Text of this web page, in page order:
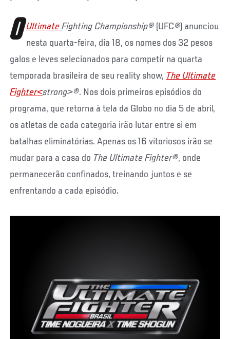
O UltimateFighting Championship® (UFC®) anunciou
nesta quarta-feira, dia 18, os nomes dos 32 pesos
galos e leves selecionados para competir na quarta
temporada brasileira de seu reality show, The Ultimate
Fighter<strong>®. Nos dois primeiros episódios do
programa, que retorna à tela da Globo no dia 5 de abril,
os atletas de cada categoria irão lutar entre si em
batalhas eliminatórias. Apenas os 16 vitoriosos irão se
mudar para a casa do The Ultimate Fighter®, onde
permanecerão confinados, treinando juntos e se
enfrentando a cada episódio.